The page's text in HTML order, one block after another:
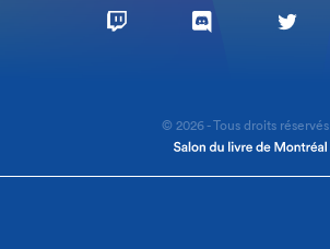
© 2026 - Tous droits réservés